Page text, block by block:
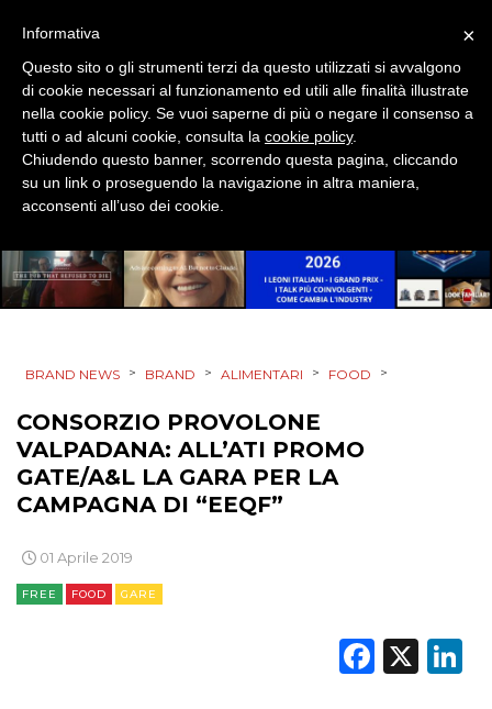
CSR
STRATEGIE
CINEMA
DIGITALE
EDITORIA
RADIO / AUDIO
TV
BRAND NEWS > BRAND > ALIMENTARI > FOOD >
CONSORZIO PROVOLONE
VALPADANA: ALL’ATI PROMO
GATE/A&L LA GARA PER LA
CAMPAGNA DI “EEQF”
01 Aprile 2019
FREE FOOD GARE
X
×
Informativa
Questo sito o gli strumenti terzi da questo utilizzati si avvalgono
di cookie necessari al funzionamento ed utili alle finalità illustrate
nella cookie policy. Se vuoi saperne di più o negare il consenso a
tutti o ad alcuni cookie, consulta la cookie policy.
Chiudendo questo banner, scorrendo questa pagina, cliccando
su un link o proseguendo la navigazione in altra maniera,
acconsenti all’uso dei cookie.